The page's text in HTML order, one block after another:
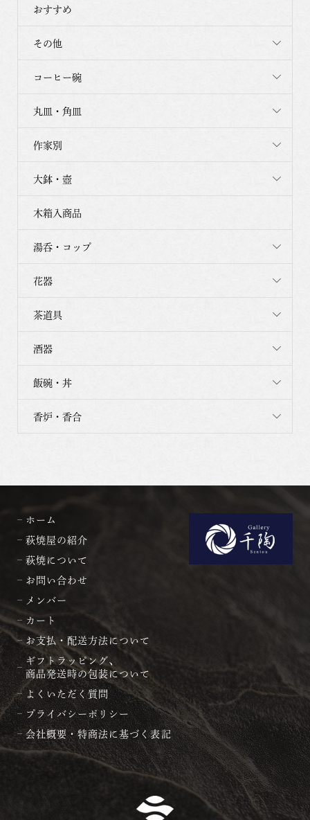
おすすめ
その他
コーヒー碗
丸皿・角皿
作家別
大鉢・壺
木箱入商品
湯呑・コップ
花器
茶道具
酒器
飯碗・丼
香炉・香合
ホーム
萩焼屋の紹介
萩焼について
お問い合わせ
メンバー
カート
お支払・配送方法について
ギフトラッピング、
商品発送時の包装について
よくいただく質問
プライバシーポリシー
会社概要・特商法に基づく表記